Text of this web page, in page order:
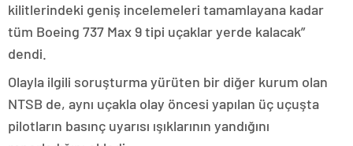
kilitlerindeki geniş incelemeleri tamamlayana kadar
tüm Boeing 737 Max 9 tipi uçaklar yerde kalacak”
dendi.
Olayla ilgili soruşturma yürüten bir diğer kurum olan
NTSB de, aynı uçakla olay öncesi yapılan üç uçuşta
pilotların basınç uyarısı ışıklarının yandığını